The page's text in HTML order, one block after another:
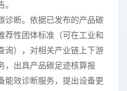
诊断。依据已发布的产品碳
荐性团体标准（可在工业和
询），对相关产业链上下游
，出具产品碳足迹核算报
能效诊断服务，提出设备更